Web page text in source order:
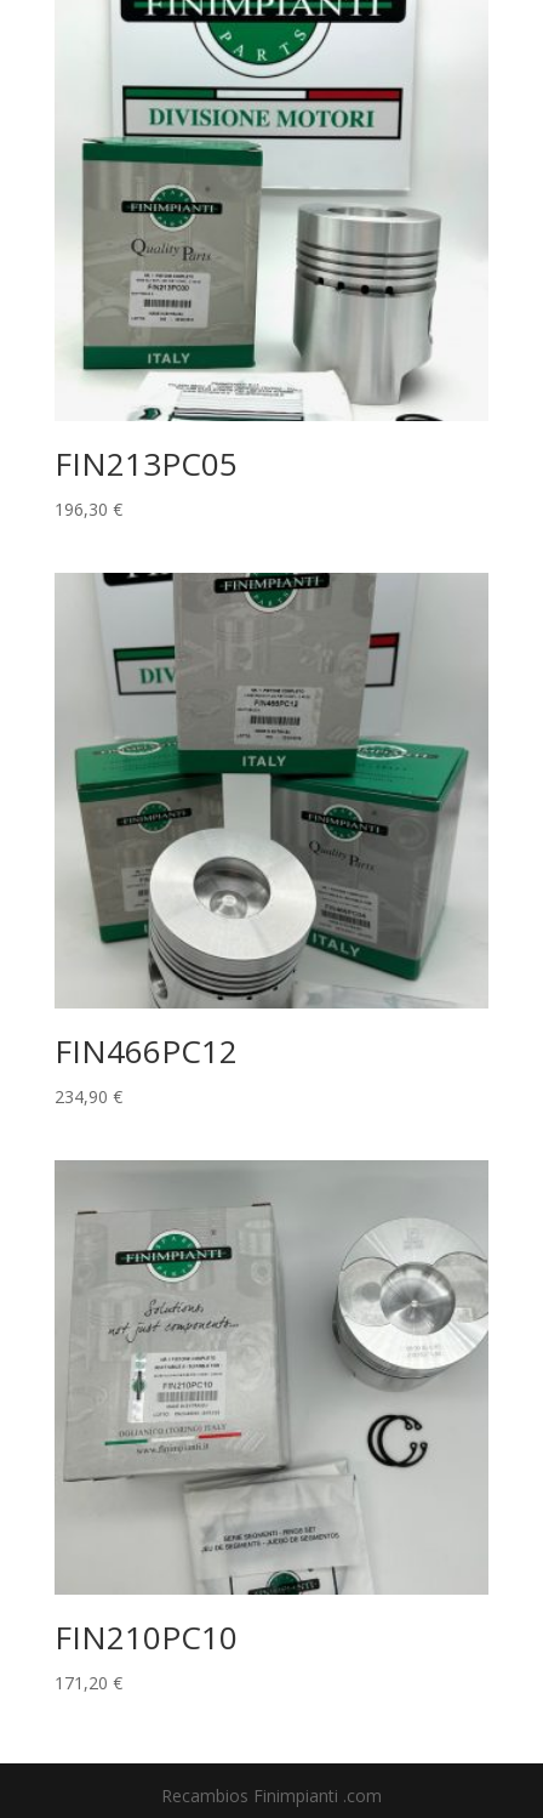
FIN213PC05
196,30 €
FIN466PC12
234,90 €
FIN210PC10
171,20 €
Recambios Finimpianti .com